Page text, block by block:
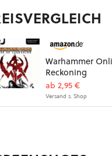
Warhammer
Reckoning
ab 2,95 €
Versand s. Shop